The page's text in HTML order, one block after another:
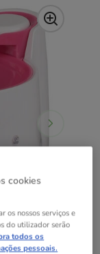
cookies
os nossos serviços e
do utilizador serão
todos os
pessoais.